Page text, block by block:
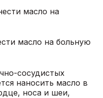
масло на
масло на больную
сосудистых
наносить масло в
носа и шеи,